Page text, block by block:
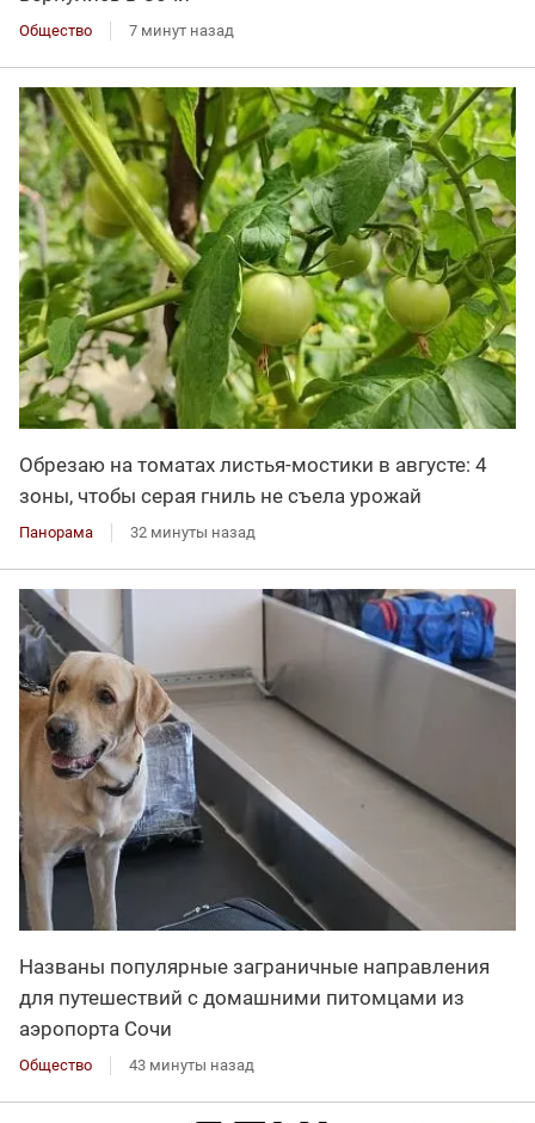
Общество 7 минут назад
Обрезаю на томатах листья-мостики в августе: 4
зоны, чтобы серая гниль не съела урожай
Панорама 32 минуты назад
Названы популярные заграничные направления
для путешествий с домашними питомцами из
аэропорта Сочи
Общество 43 минуты назад